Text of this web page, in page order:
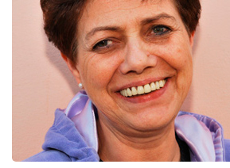
SCRIVI AI NOSTRI ESPERTI
RISPOSTE A FILO DIRETTO
ARCHIVIO RISPOSTE A FILO DIRETTO
IL FARMACISTA
IL VETERINARIO
NUTRIZIONE